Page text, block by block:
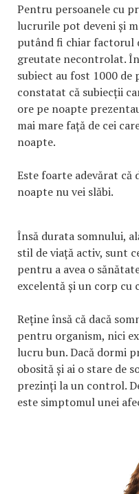
Pentru persoanele cu
lucrurile pot deveni și
putând fi chiar factorul
greutate necontrolat.
subiect au fost 1000 de
constatat că subiecții
ore pe noapte
mai mare față de cei
noapte.
Este foarte adevărat că
noapte nu vei slăbi.
Însă durata somnului,
stil de viață activ, sunt
pentru a avea o
excelentă și un corp cu
Reține însă că dacă
pentru organism, nici
lucru bun. Dacă dormi
obosită și ai o stare de
prezinți la un control.
este simptomul unei